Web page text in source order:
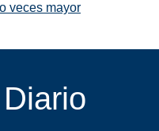
veces mayor